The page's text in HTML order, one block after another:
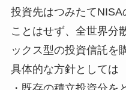
投資先はつみたて
ことはせず、全世界分
ックス型の投資信託を
具体的な方針としては